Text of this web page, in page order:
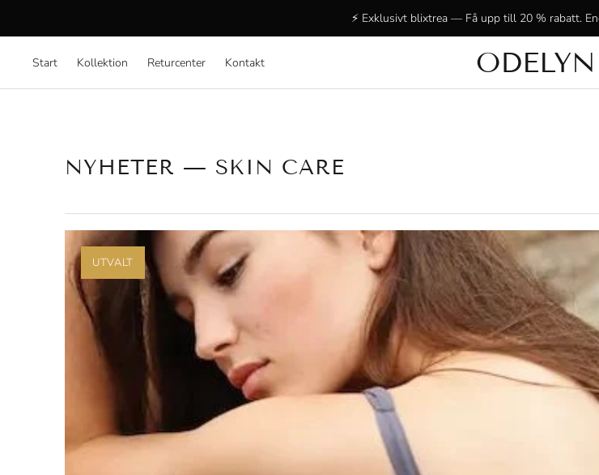
✨ +15 000 nöjda kunder! Tack för
⚡ Exklusivt blixtrea — Få upp till 20 % rabatt.
Start Kollektion Returcenter Kontakt
NYHETER — SKIN CARE
UTVALT